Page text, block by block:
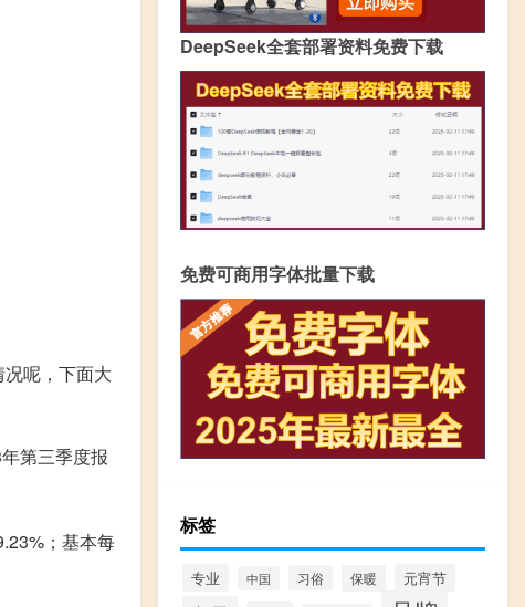
呢，下面大
第三季度报
；基本每
DeepSeek全套部署资料免费下载
免费可商用字体批量下载
标签
专业 中国 习俗 保暖 元宵节